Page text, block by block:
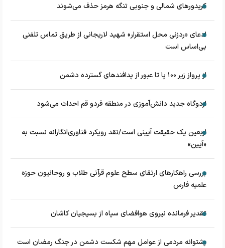
کریدورهای شمالی و جنوبی تنگه هرمز حذف می‌شوند
ادعای «ردزنی محل استقرار» شهید لاریجانی از طریق تماس تلفنی
بی‌اساس است
از پرواز زیر ۱۰۰ پا تا عبور از پدافند‌های گسترده دشمن
اردوگاه جدید دانش‌آموزی در منطقه فردو قم احداث می‌شود
اربعین یک حقیقت آیینی است/نقد رویکرد فناوری‌انگارانه نسبت به
«آیین»
بررسی راهکارهای ارتقای سطح علوم قرآنی طلاب و روحانیون حوزه
علمیه فارس
تقدیر فرمانده نیروی هوافضای سپاه از بسیجیان کاشان
پشتوانه مردمی از عوامل مهم شکست دشمن در جنگ رمضان است